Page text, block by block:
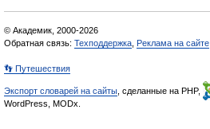
© Академик, 2000-2026
Обратная связь: Техподдержка Реклама на сайте
👣 Путешествия
Экспорт словарей на сайты , сделанные на PHP,
WordPress, MODx.